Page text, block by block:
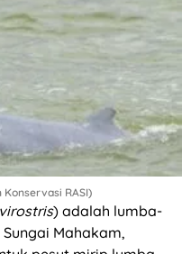
RASI)
) adalah lumba-
Mahakam,